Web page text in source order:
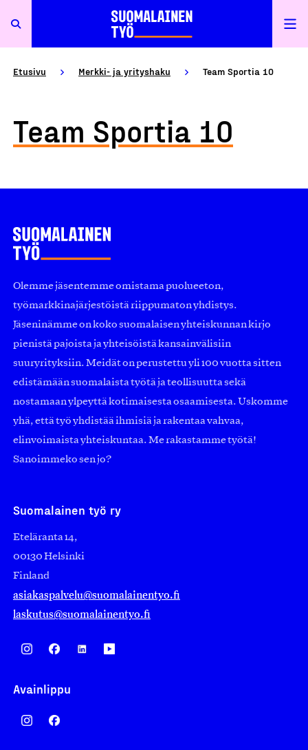
Etusivu Merkki- ja yrityshaku Team Sportia 10
Team Sportia 10
Olemme jäsentemme omistama puolueeton,
työmarkkinajärjestöistä riippumaton yhdistys.
Jäseninämme on koko suomalaisen yhteiskunnan kirjo
pienistä pajoista ja yhteisöistä kansainvälisiin
suuryrityksiin. Meidät on perustettu yli 100 vuotta sitten
edistämään suomalaista työtä ja teollisuutta sekä
nostamaan ylpeyttä kotimaisesta osaamisesta. Uskomme
yhä, että työ yhdistää ihmisiä ja rakentaa vahvaa,
elinvoimaista yhteiskuntaa. Me rakastamme työtä!
Sanoimmeko sen jo?
Suomalainen työ ry
Eteläranta 14,
00130 Helsinki
Finland
asiakaspalvelu@suomalainentyo.fi
laskutus@suomalainentyo.fi
Avainlippu